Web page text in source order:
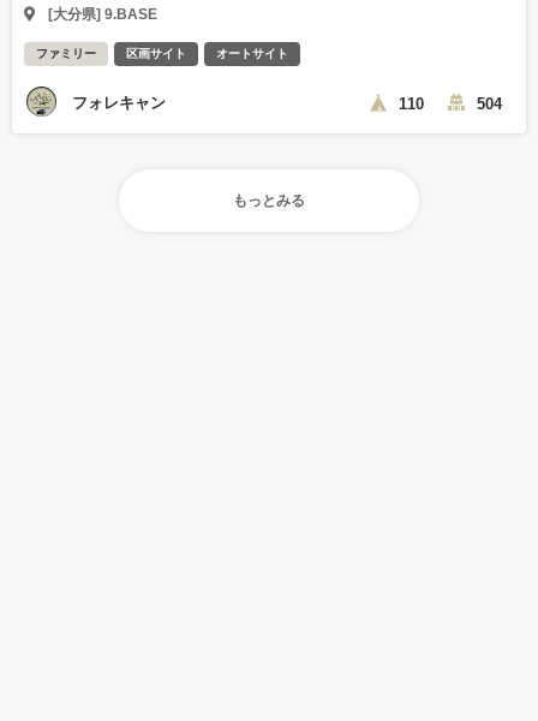
[大分県] 9.BASE
ファミリー 区画サイト オートサイト
フォレキャン 110 504
もっとみる